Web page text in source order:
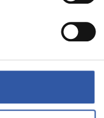
Marius
daglig
Noso